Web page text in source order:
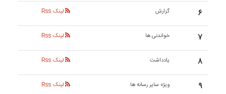
۶ گزارش لینک Rss
۷ خواندنی ها لینک Rss
۸ یادداشت لینک Rss
۹ ویژه سایر رسانه ها لینک Rss